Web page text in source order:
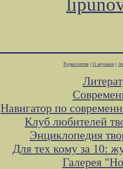
Редколлегия| О журнале|
Навигатор по
Клуб любителей
Энциклопедия
Для тех кому за 10:
Галерея